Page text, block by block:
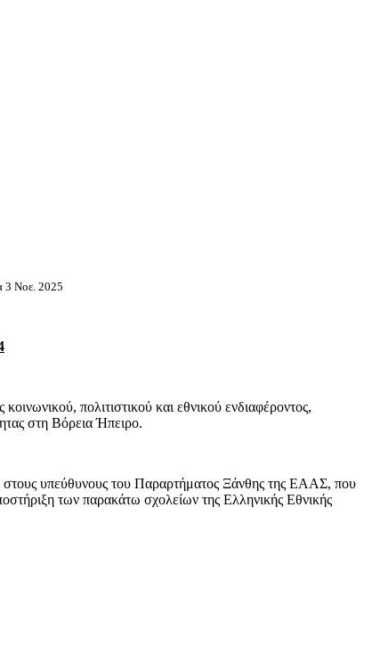
3 Νοε. 2025
πολιτιστικού και εθνικού ενδιαφέροντος,
στη Βόρεια Ήπειρο.
υπεύθυνους του Παραρτήματος Ξάνθης της ΕΑΑΣ, που
των παρακάτω σχολείων της Ελληνικής Εθνικής